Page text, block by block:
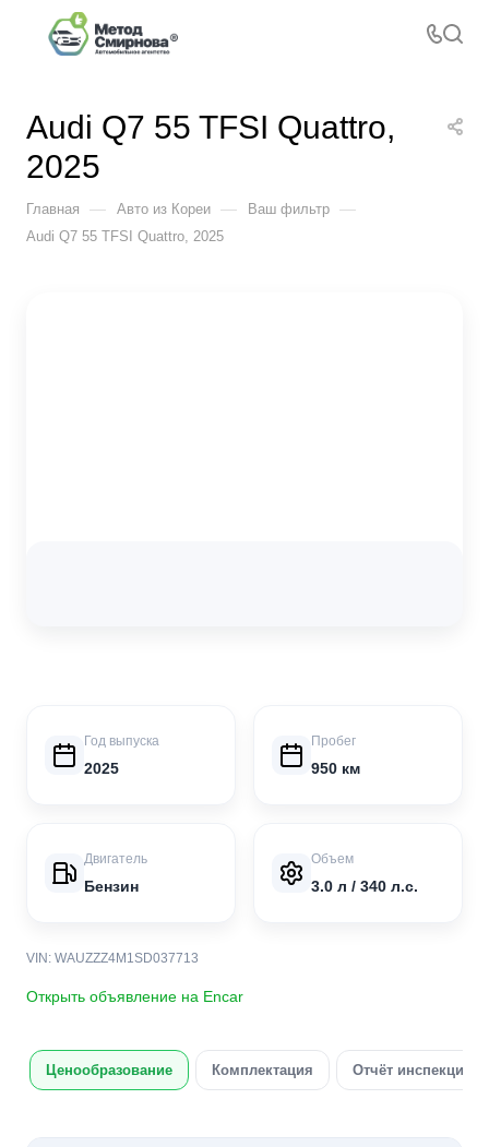
Audi Q7 55 TFSI Quattro,
2025
Главная — Авто из Кореи — Ваш фильтр —
Audi Q7 55 TFSI Quattro, 2025
Год выпуска
2025
Пробег
950 км
Двигатель
Бензин
Объем
3.0 л / 340 л.с.
VIN: WAUZZZ4M1SD037713
Открыть объявление на Encar
Ценообразование Комплектация Отчёт инспекции